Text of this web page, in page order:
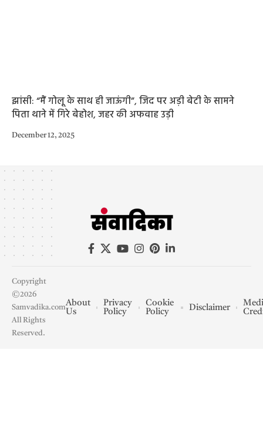
झांसी: “मैं गोलू के साथ ही जाऊंगी”, जिद पर अड़ी बेटी के सामने
पिता थाने में गिरे बेहोश, जहर की अफवाह उड़ी
December 12, 2025
Copyright
©2026
Samvadika.com
All Rights
Reserved.
About
Us
Privacy
Policy
Cookie
Policy
Disclaimer